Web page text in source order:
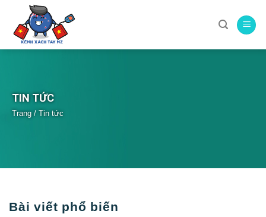
content
TIN TỨC
Trang/ Tin tức
Bài viết phổ biến